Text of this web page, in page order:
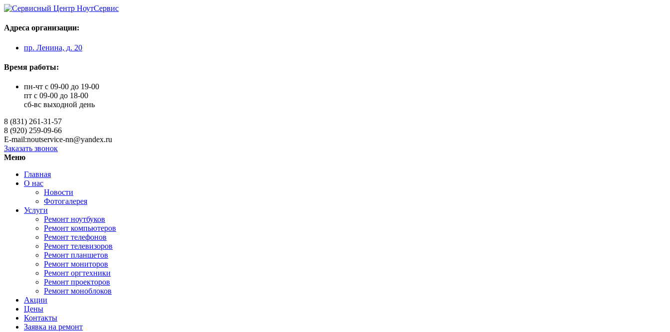
Адреса организации:
пр. Ленина, д. 20
Время работы:
пн-чт с 09-00 до 19-00
пт с 09-00 до 18-00
сб-вс выходной день
8 (831) 261-31-57
8 (920) 259-09-66
E-mail:noutservice-nn@yandex.ru
Заказать звонок
Меню
Главная
О нас
Новости
Фотогалерея
Услуги
Ремонт ноутбуков
Ремонт компьютеров
Ремонт телефонов
Ремонт телевизоров
Ремонт планшетов
Ремонт мониторов
Ремонт оргтехники
Ремонт проекторов
Ремонт моноблоков
Акции
Цены
Контакты
Заявка на ремонт